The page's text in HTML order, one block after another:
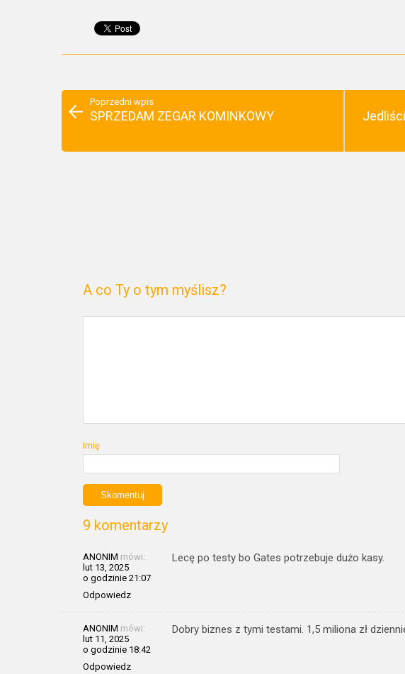
Poprzedni wpis
SPRZEDAM ZEGAR KOMINKOWY
A co Ty o tym myślisz?
Imię
9 komentarzy
ANONIM mówi:
lut 13, 2025
o godzinie 21:07
Odpowiedz
Lecę po testy bo Gates potrzebuje dużo kasy.
ANONIM mówi:
lut 11, 2025
o godzinie 18:42
Odpowiedz
Dobry biznes z tymi testami. 1,5 miliona zł